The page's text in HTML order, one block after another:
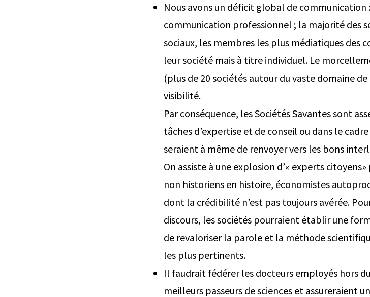
Nous avons un déficit global de
communication professionnel ; la majorité des
sociaux, les membres les plus médiatiques des
leur société mais à titre individuel. Le
(plus de 20 sociétés autour du vaste domaine
visibilité.
Par conséquence, les Sociétés Savantes sont
tâches d’expertise et de conseil ou dans le
seraient à même de renvoyer vers les bons
On assiste à une explosion d’« experts
non historiens en histoire, économistes
dont la crédibilité n’est pas toujours avérée.
discours, les sociétés pourraient établir une
de revaloriser la parole et la méthode
les plus pertinents.
Il faudrait fédérer les docteurs employés hors
meilleurs passeurs de sciences et assureraient